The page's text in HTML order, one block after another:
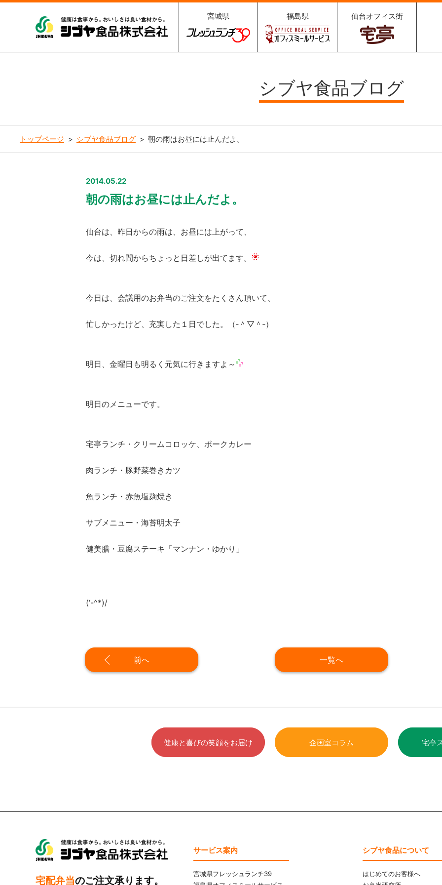
宮城県 福島県 仙台オフィス街
シブヤ食品ブログ
トップページ シブヤ食品ブログ 朝の雨はお昼には止んだよ。
2014.05.22
朝の雨はお昼には止んだよ。
仙台は、昨日からの雨は、お昼には上がって、
今は、切れ間からちょっと日差しが出てます。
今日は、会議用のお弁当のご注文をたくさん頂いて、
忙しかったけど、充実した１日でした。（‐＾▽＾‐）
明日、金曜日も明るく元気に行きますよ～
明日のメニューです。
宅亭ランチ・クリームコロッケ、ポークカレー
肉ランチ・豚野菜巻きカツ
魚ランチ・赤魚塩麹焼き
サブメニュー・海苔明太子
健美膳・豆腐ステーキ「マンナン・ゆかり」
(‘-^*)/
前へ 一覧へ
健康と喜びの笑顔をお届け 企画室コラム 宅亭
宅配弁当のご注文承ります。
サービス案内
宮城県フレッシュランチ39
シブヤ食品について
はじめてのお客様へ